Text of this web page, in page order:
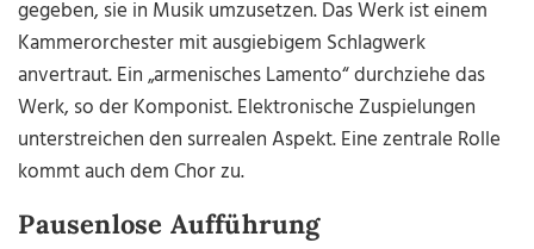
gegeben, sie in Musik umzusetzen. Das Werk ist einem
Kammerorchester mit ausgiebigem Schlagwerk
anvertraut. Ein „armenisches Lamento“ durchziehe das
Werk, so der Komponist. Elektronische Zuspielungen
unterstreichen den surrealen Aspekt. Eine zentrale Rolle
kommt auch dem Chor zu.
Pausenlose Aufführung